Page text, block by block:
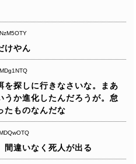
けやん
を探しに行きなさいな。まあ
うか進化したんだろうが。怠
たものなんだな
間違いなく死人が出る